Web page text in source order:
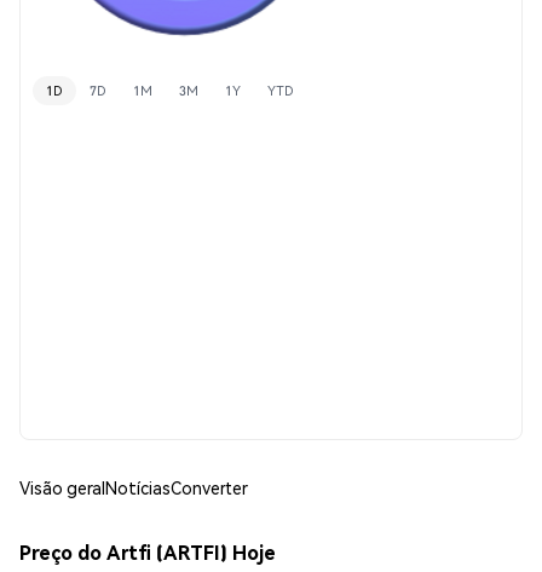
1D 7D 1M 3M 1Y YTD
Visão geralNotíciasConverter
Preço do Artfi (ARTFI) Hoje